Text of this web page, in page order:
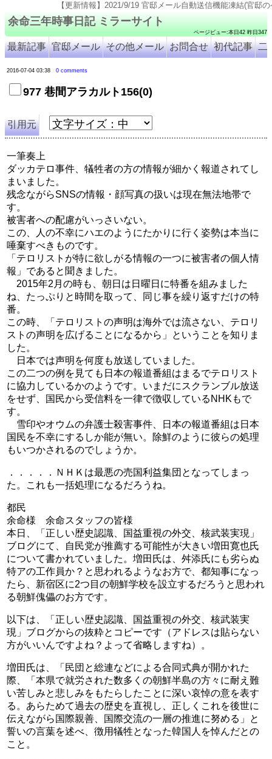
余命三年時事日記 ミラーサイト
ページビュー:本日42 昨日347
最新記事 官邸メール その他メール お問合せ 初代記事 二
2016-07-04 03:38 0 comments
977 巷間アラカルト156(0)
引用元
一筆奏上
ダッカテロ事件、犠牲者の方の情報が細かく報道されてし
まいました。
残念ながらSNSの情報・顔写真の扱いは現在無法地帯で
す。
被害者への配慮がいっさいない。
この、人の不幸にハエのようにたかりに行く姿勢は本当に
唾棄すべきものです。
「テロリストが特に欲しがる情報の一つに被害者の個人情
報」であると聞きました。
2015年2月の時も、朝日は日曜日に特番を組みました
ね、たっぷりと時間を取って、同じ事を繰り返すだけの特
番。
この時、「テロリストの声明は海外では流さない、テロリ
ストの声明を広げることになるから」ということを知りま
した。
日本では声明を何度も放送していました。
この二つの例を見ても日本の報道番組はまるでテロリスト
に協力しているかのようです。いまだにスクランブル放送
をせず、国民から受信料を一律で徴収しているNHKもで
す。
雪印やオウムの弁護士殺害事件、日本の報道番組は日本
国民を不幸にするしか能が無い。除鮮のように彼らの処理
もいつかされるのでしょうか。
．．．．．ＮＨＫは最悪の売国利益集団となってしまっ
た。これも一括処理になるだろうね。
都民
余命様 余命スタッフの皆様
本日、「正しい歴史認識、国益重視の外交、核武装実現」
ブログにて、自民党が推薦する可能性が大きい増田寛也氏
について書かれていました。増田氏は、舛添氏にも劣らぬ
特アの工作員か？と思われるようなお方で、都知事になっ
たら、新宿区に2つ目の朝鮮学校を設立するだろうと思われ
る朝鮮傀儡のお方です。
以下は、「正しい歴史認識、国益重視の外交、核武装実
現」ブログからの抜粋とコピーです（アドレスは貼らない
方がいいんですよね？よって省略しますね）。
増田氏は、「民団と総連などによる合同式典が開かれた
際、「本県で就労された数多くの朝鮮半島の方々に耐え難
い苦しみと悲しみをもたらしたことに深い哀悼の意を表す
る。あらためて過去の歴史を直視し、正しくこれを後世に
伝えながら国際親善、国際交流の一層の推進に努める」と
誓いの言葉を述べ、徴用犠牲となった韓国人を悼んだとの
こと。
【更新情報】2021/9/19 官邸メール自動送信機能凍結(官邸のペー